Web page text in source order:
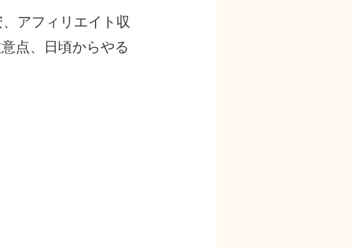
アフィリエイト収
点、日頃からやる